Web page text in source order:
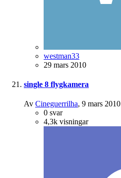
westman33
29 mars 2010
single 8 flygkamera
Av Cineguerrilha, 9 mars 2010
0 svar
4,3k visningar